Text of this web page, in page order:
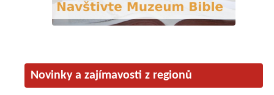
Novinky a zajímavosti z regionů